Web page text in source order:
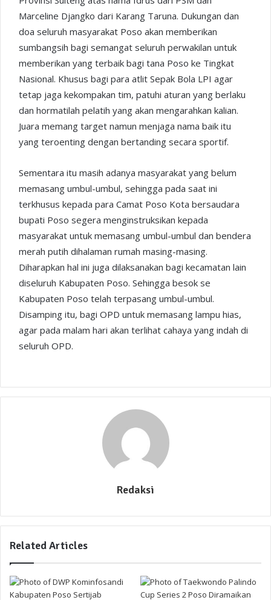
Marceline Djangko dari Karang Taruna. Dukungan dan
doa seluruh masyarakat Poso akan memberikan
sumbangsih bagi semangat seluruh perwakilan untuk
memberikan yang terbaik bagi tana Poso ke Tingkat
Nasional. Khusus bagi para atlit Sepak Bola LPI agar
tetap jaga kekompakan tim, patuhi aturan yang berlaku
dan hormatilah pelatih yang akan mengarahkan kalian.
Juara memang target namun menjaga nama baik itu
yang teroenting dengan bertanding secara sportif.
Sementara itu masih adanya masyarakat yang belum
memasang umbul-umbul, sehingga pada saat ini
terkhusus kepada para Camat Poso Kota bersaudara
bupati Poso segera menginstruksikan kepada
masyarakat untuk memasang umbul-umbul dan bendera
merah putih dihalaman rumah masing-masing.
Diharapkan hal ini juga dilaksanakan bagi kecamatan lain
diseluruh Kabupaten Poso. Sehingga besok se
Kabupaten Poso telah terpasang umbul-umbul.
Disamping itu, bagi OPD untuk memasang lampu hias,
agar pada malam hari akan terlihat cahaya yang indah di
seluruh OPD.
Redaksi
Related Articles